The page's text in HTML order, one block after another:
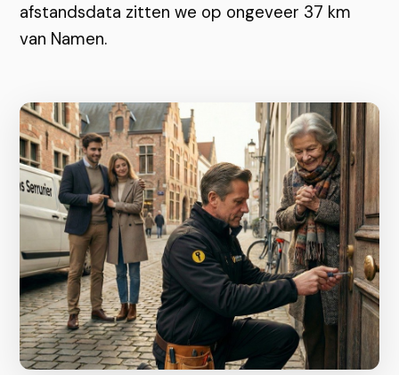
afstandsdata zitten we op ongeveer 37 km
van Namen.